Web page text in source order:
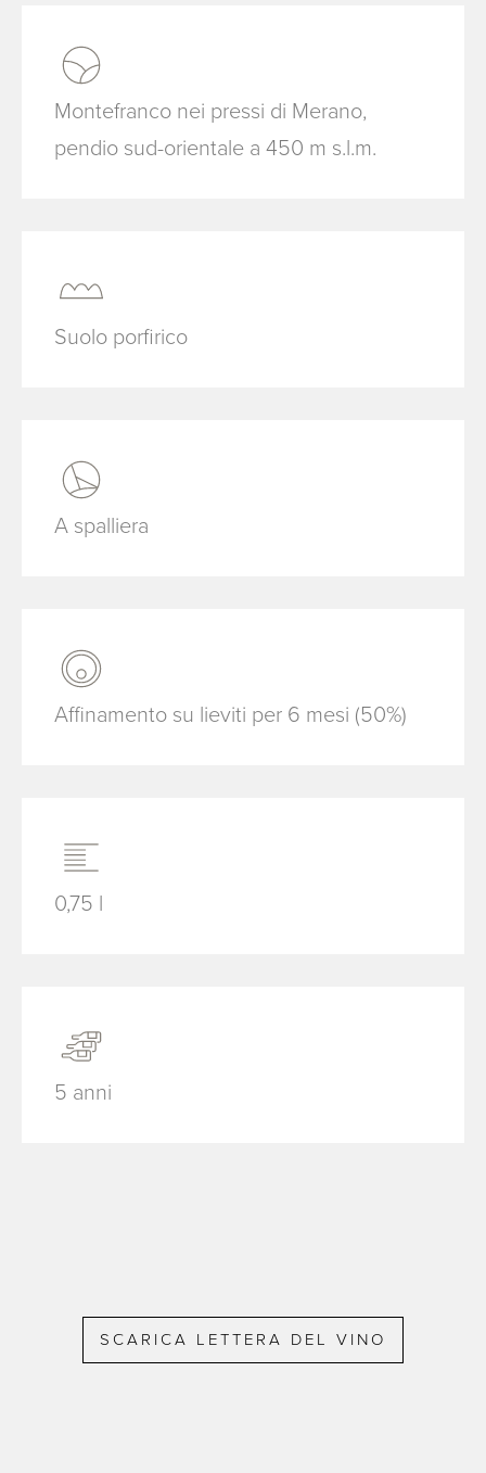
Montefranco nei pressi di Merano,
pendio sud-orientale a 450 m s.l.m.
Suolo porfirico
A spalliera
Affinamento su lieviti per 6 mesi (50%)
0,75 l
5 anni
SCARICA LETTERA DEL VINO